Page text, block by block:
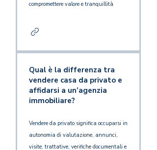
compromettere valore e tranquillità
Qual è la differenza tra
vendere casa da privato e
affidarsi a un’agenzia
immobiliare?
Vendere da privato significa occuparsi in
autonomia di valutazione, annunci,
visite, trattative, verifiche documentali e